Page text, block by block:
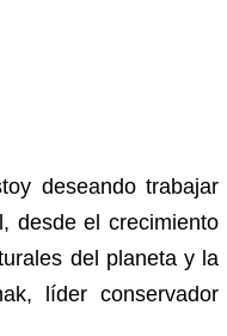
deseando trabajar
desde el crecimiento
del planeta y la
líder conservador